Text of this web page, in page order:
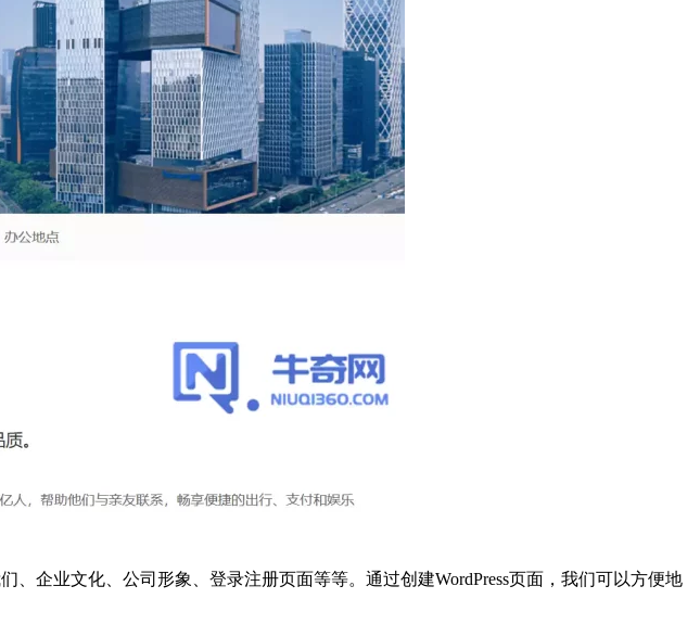
企业文化、公司形象、登录注册页面等等。通过创建WordPress页面，我们可以方便地